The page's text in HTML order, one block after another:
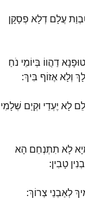
עֲלָם דְלָא פְסָקָן
דַהֲווֹ בְּיוֹמֵי נֹחַ
וְלָא אֶזוֹף בִּיךְ:
לָא יֶעְדֵי וּקְיַם שְׁלָמִי
לָא תִתְנְחֵם הָא
טָבִין:
לְאַבְנֵי צְרוֹךְ: